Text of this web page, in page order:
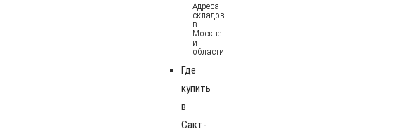
Адреса
складов
в
Москве
и
области
Где
купить
в
Сакт-